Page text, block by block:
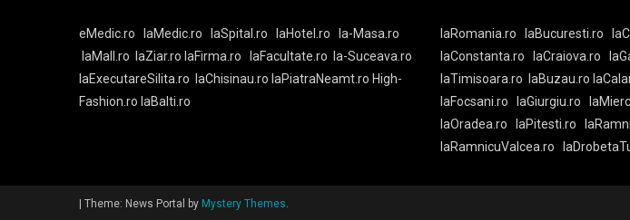
eMedic.ro laMedic.ro laSpital.ro laHotel.ro
la-Masa.ro
laMall.ro
laZiar.ro laFirma.ro laFacultate.ro
la-Suceava.ro
laExecutareSilita.ro
laChisinau.ro laPiatraNeamt.ro High-
Fashion.ro laBalti.ro
laRomania.ro laBucuresti.ro
laConstanta.ro
laCraiova.ro
laTimisoara.ro
laBuzau.ro
laFocsani.ro
laGiurgiu.ro
laOradea.ro
laPitesti.ro
laRamnicuValcea.ro
Theme: News Portal by Mystery Themes.